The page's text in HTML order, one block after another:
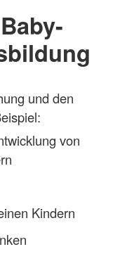
und den
von
Kindern